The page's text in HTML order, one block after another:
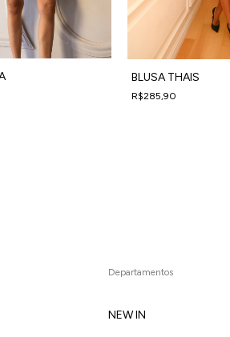
BLUSA THAIS
R$285,90
Departamentos
NEW IN